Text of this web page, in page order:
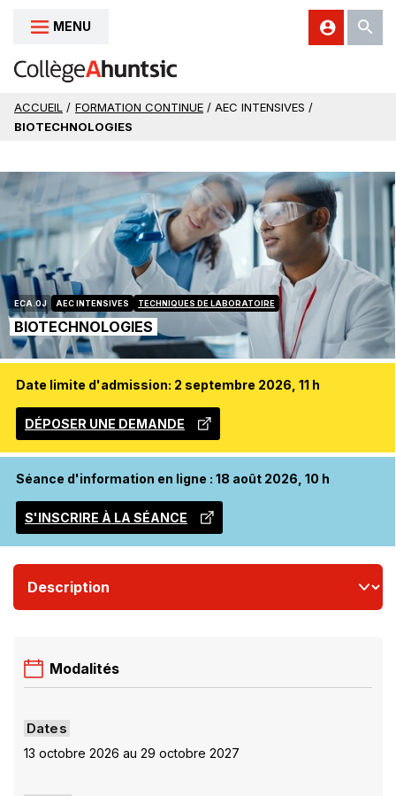
Aller au contenu
MENU
ACCUEIL / FORMATION CONTINUE / AEC INTENSIVES /
BIOTECHNOLOGIES
ECA.0J AEC INTENSIVES TECHNIQUES DE LABORATOIRE
BIOTECHNOLOGIES
Date limite d'admission: 2 septembre 2026, 11 h
DÉPOSER UNE DEMANDE
CE
LIEN
DANS
UNE
NOUVELLE
FENÊTRE
Séance d'information en ligne : 18 août 2026, 10 h
S'INSCRIRE À LA SÉANCE
CE
LIEN
S'OUVRIRA
DANS
Modalités
Dates
13 octobre 2026 au 29 octobre 2027